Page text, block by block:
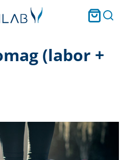
(labor +